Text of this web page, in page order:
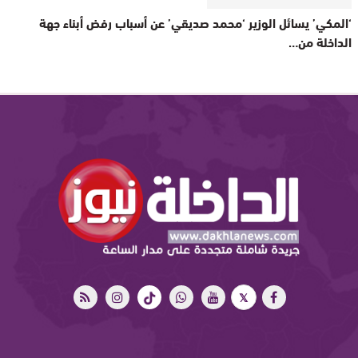
‘المكي’ يسائل الوزير ‘محمد صديقي’ عن أسباب رفض أبناء جهة
الداخلة من…